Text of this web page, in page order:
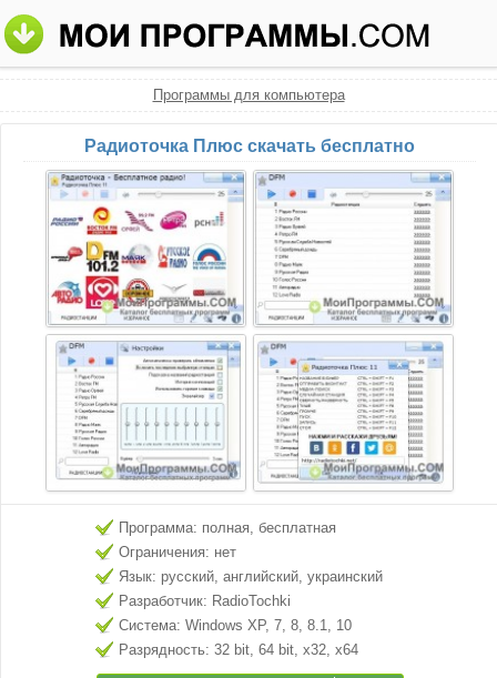
Программы для компьютера
Радиоточка Плюс скачать бесплатно
Программа: полная, бесплатная
Ограничения: нет
Язык: русский, английский, украинский
Разработчик: RadioTochki
Система: Windows XP, 7, 8, 8.1, 10
Разрядность: 32 bit, 64 bit, x32, x64